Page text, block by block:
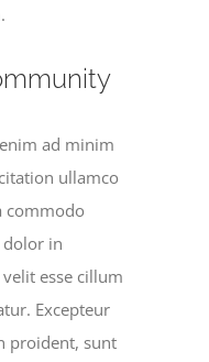
ad minim
ullamco
commodo
dolor in
esse cillum
Excepteur
proident, sunt